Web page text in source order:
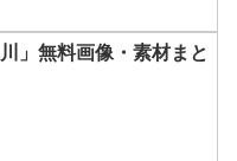
」無料画像・素材まと